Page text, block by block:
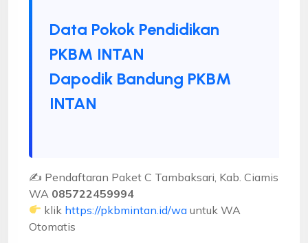
Data Pokok Pendidikan
PKBM INTAN
Dapodik Bandung PKBM
INTAN
✍ Pendaftaran Paket C Tambaksari, Kab. Ciamis
WA 085722459994
klik https://pkbmintan.id/wa untuk WA
Otomatis